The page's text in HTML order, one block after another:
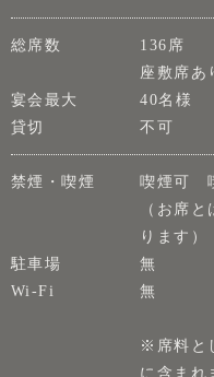
総席数
136席
座敷席あ
宴会最大
40名様
貸切
不可
禁煙・喫煙
喫煙可
（お席
ります）
駐車場
無
Wi-Fi
無
※席料と
に含まれ